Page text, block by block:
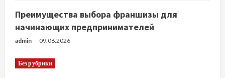
Преимущества выбора франшизы для
начинающих предпринимателей
admin 09.06.2026
Без рубрики